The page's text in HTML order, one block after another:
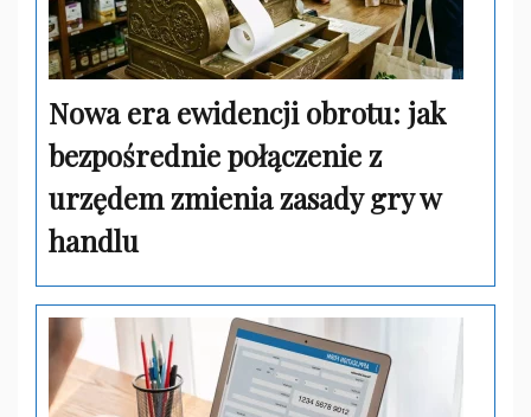
Nowa era ewidencji obrotu: jak
bezpośrednie połączenie z
urzędem zmienia zasady gry w
handlu